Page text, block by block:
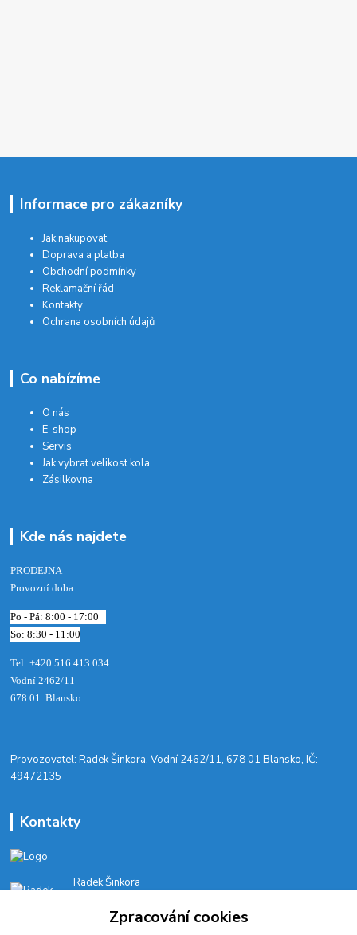
Informace pro zákazníky
Jak nakupovat
Doprava a platba
Obchodní podmínky
Reklamační řád
Kontakty
Ochrana osobních údajů
Co nabízíme
O nás
E-shop
Servis
Jak vybrat velikost kola
Zásilkovna
Kde nás najdete
PRODEJNA
Provozní doba
Po - Pá: 8:00 - 17:00
So: 8:30 - 11:00
Tel: +420 516 413 034‬
Vodní 2462/11
678 01 Blansko
​Provozovatel: Radek Šinkora, Vodní 2462/11, 678 01 Blansko, IČ:
49472135
Kontakty
Radek Šinkora
E-SHOP: Po-Pá, 8-17 hod.
Zpracování cookies